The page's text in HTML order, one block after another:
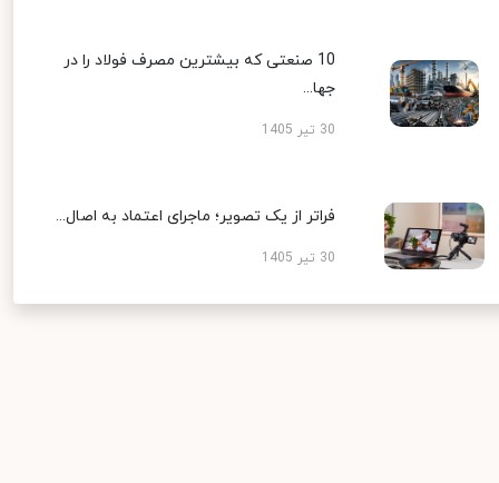
10 صنعتی که بیشترین مصرف فولاد را در
جها...
30 تیر 1405
فراتر از یک تصویر؛ ماجرای اعتماد به اصال...
30 تیر 1405